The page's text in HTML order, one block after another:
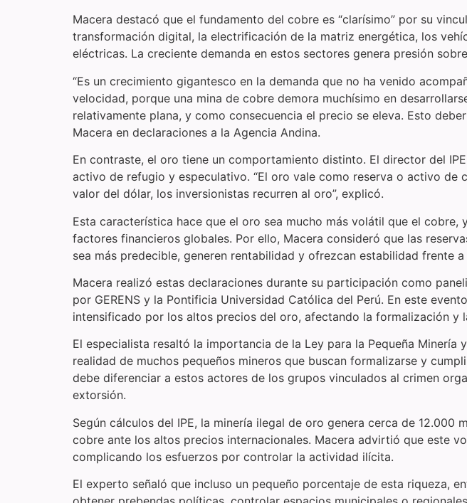
Macera destacó que el fundamento del cobre es “clarísimo” por su
transformación digital, la electrificación de la matriz energética, los
eléctricas. La creciente demanda en estos sectores genera presión
“Es un crecimiento gigantesco en la demanda que no ha venido
velocidad, porque una mina de cobre demora muchísimo en
relativamente plana, y como consecuencia el precio se eleva. Esto
Macera en declaraciones a la Agencia Andina.
En contraste, el oro tiene un comportamiento distinto. El director del
activo de refugio y especulativo. “El oro vale como reserva o activo
valor del dólar, los inversionistas recurren al oro”, explicó.
Esta característica hace que el oro sea mucho más volátil que el
factores financieros globales. Por ello, Macera consideró que las
sea más predecible, generen rentabilidad y ofrezcan estabilidad frente
Macera realizó estas declaraciones durante su participación como
por GERENS y la Pontificia Universidad Católica del Perú. En este
intensificado por los altos precios del oro, afectando la formalización y
El especialista resaltó la importancia de la Ley para la Pequeña
realidad de muchos pequeños mineros que buscan formalizarse y
debe diferenciar a estos actores de los grupos vinculados al crimen
extorsión.
Según cálculos del IPE, la minería ilegal de oro genera cerca de
cobre ante los altos precios internacionales. Macera advirtió que este
complicando los esfuerzos por controlar la actividad ilícita.
El experto señaló que incluso un pequeño porcentaje de esta riqueza,